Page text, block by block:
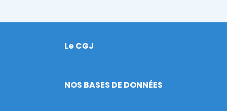
Footer
Le CGJ
NOS BASES DE DONNÉES